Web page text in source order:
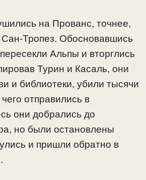
на Прованс, точнее,
Тропез. Обосновавшись
Альпы и вторглись
Турин и Касаль, они
и библиотеки, убили тысячи
отправились в
они добрались до
но были остановлены
и пришли обратно в